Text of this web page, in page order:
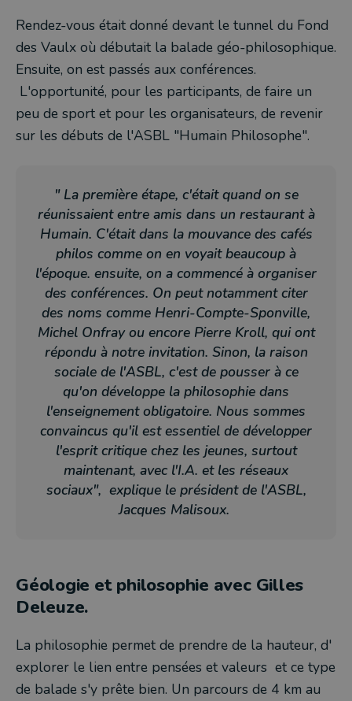
Rendez-vous était donné devant le tunnel du Fond
des Vaulx où débutait la balade géo-philosophique.
Ensuite, on est passés aux conférences.
L'opportunité, pour les participants, de faire un
peu de sport et pour les organisateurs, de revenir
sur les débuts de l'ASBL "Humain Philosophe".
" La première étape, c'était quand on se
réunissaient entre amis dans un restaurant à
Humain. C'était dans la mouvance des cafés
philos comme on en voyait beaucoup à
l'époque. ensuite, on a commencé à organiser
des conférences. On peut notamment citer
des noms comme Henri-Compte-Sponville,
Michel Onfray ou encore Pierre Kroll, qui ont
répondu à notre invitation. Sinon, la raison
sociale de l'ASBL, c'est de pousser à ce
qu'on développe la philosophie dans
l'enseignement obligatoire. Nous sommes
convaincus qu'il est essentiel de développer
l'esprit critique chez les jeunes, surtout
maintenant, avec l'I.A. et les réseaux
sociaux", explique le président de l'ASBL,
Jacques Malisoux.
Géologie et philosophie avec Gilles
Deleuze.
La philosophie permet de prendre de la hauteur, d'
explorer le lien entre pensées et valeurs et ce type
de balade s'y prête bien. Un parcours de 4 km au